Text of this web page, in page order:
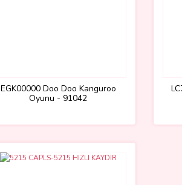
EGK00000 Doo Doo Kanguroo
Oyunu - 91042